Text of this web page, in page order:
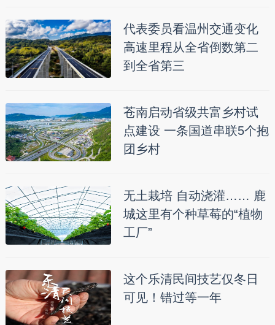
代表委员看温州交通变化
高速里程从全省倒数第二
到全省第三
苍南启动省级共富乡村试
点建设 一条国道串联5个抱
团乡村
无土栽培 自动浇灌…… 鹿
城这里有个种草莓的“植物
工厂”
这个乐清民间技艺仅冬日
可见！错过等一年